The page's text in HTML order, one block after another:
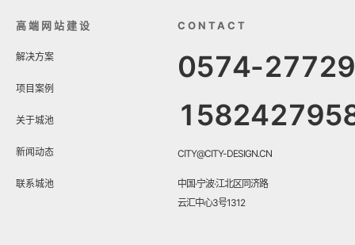
高端网站建设
解决方案
项目案例
关于城池
新闻动态
联系城池
CONTACT
0574-
CITY@CITY-DESIGN.CN
中国·宁波·江北区同济路
云汇中心3号1312